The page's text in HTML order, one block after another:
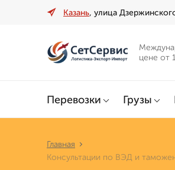
Казань, улица
цене от
Перевозки Грузы
Главная
Консультации по ВЭД и